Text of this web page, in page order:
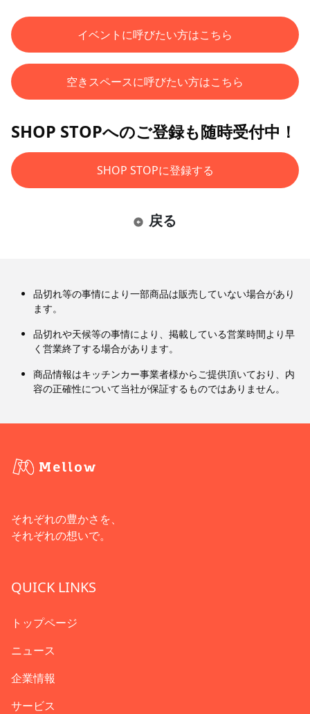
イベントに呼びたい方はこちら
空きスペースに呼びたい方はこちら
SHOP STOPへのご登録も随時受付中！
SHOP STOPに登録する
戻る
品切れ等の事情により一部商品は販売していない場合があり
ます。
品切れや天候等の事情により、掲載している営業時間より早
く営業終了する場合があります。
商品情報はキッチンカー事業者様からご提供頂いており、内
容の正確性について当社が保証するものではありません。
それぞれの豊かさを、
それぞれの想いで。
QUICK LINKS
トップページ
ニュース
企業情報
サービス